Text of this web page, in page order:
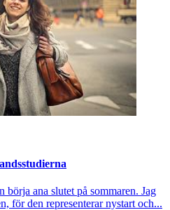
börja ana slutet på sommaren. Jag
för den representerar nystart och...